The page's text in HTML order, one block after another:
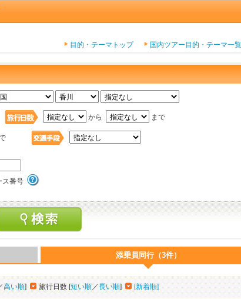
目的・テーマトップ
国内ツアー目的・テーマ一覧
から まで
ス番号
添乗員同行（3件）
高い順] 旅行日数 [短い順／長い順] [新着順]